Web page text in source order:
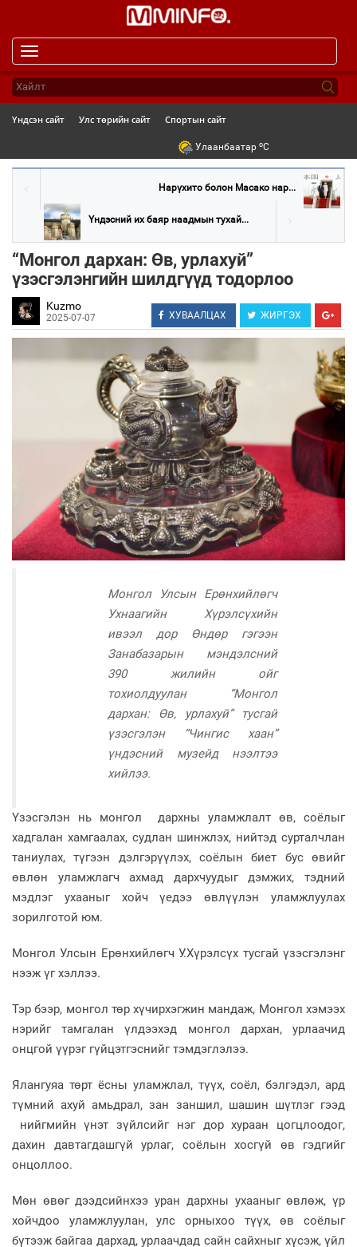
navigation
Үндсэн сайт Улс төрийн сайт Спортын сайт
Улаанбаатар oC
Нарүхито болон Масако нар...
Үндэсний их баяр наадмын тухай...
“Монгол дархан: Өв, урлахуй”
үзэсгэлэнгийн шилдгүүд тодорлоо
Kuzmo
2025-07-07 ХУВААЛЦАХ ЖИРГЭХ
Монгол Улсын Ерөнхийлөгч
Ухнаагийн Хүрэлсүхийн
ивээл дор Өндөр гэгээн
Занабазарын мэндэлсний
390 жилийн ойг
тохиолдуулан “Монгол
дархан: Өв, урлахуй”тусгай
үзэсгэлэн “Чингис хаан”
үндэсний музейд нээлтээ
хийлээ.
Үзэсгэлэн нь монгол дархны уламжлалт өв, соёлыг
хадгалан хамгаалах, судлан шинжлэх, нийтэд сурталчлан
таниулах, түгээн дэлгэрүүлэх, соёлын биет бус өвийг
өвлөн уламжлагч ахмад дархчуудыг дэмжих, тэдний
мэдлэг ухааныг хойч үедээ өвлүүлэн уламжлуулах
зорилготой юм.
Монгол Улсын Ерөнхийлөгч У.Хүрэлсүх тусгай үзэсгэлэнг
нээж үг хэллээ.
Тэр бээр, монгол төр хүчирхэгжин мандаж, Монгол хэмээх
нэрийг тамгалан үлдээхэд монгол дархан, урлаачид
онцгой үүрэг гүйцэтгэснийг тэмдэглэлээ.
Ялангуяа төрт ёсны уламжлал, түүх, соёл, бэлгэдэл, ард
түмний ахуй амьдрал, зан заншил, шашин шүтлэг гээд
нийгмийн үнэт зүйлсийг нэг дор хураан цогцлоодог,
дахин давтагдашгүй урлаг, соёлын хосгүй өв гэдгийг
онцоллоо.
Мөн өвөг дээдсийнхээ уран дархны ухааныг өвлөж, үр
хойчдоо уламжлуулан, улс орныхоо түүх, өв соёлыг
бүтээж байгаа дархад, урлаачдад сайн сайхныг хүсэж, үйл